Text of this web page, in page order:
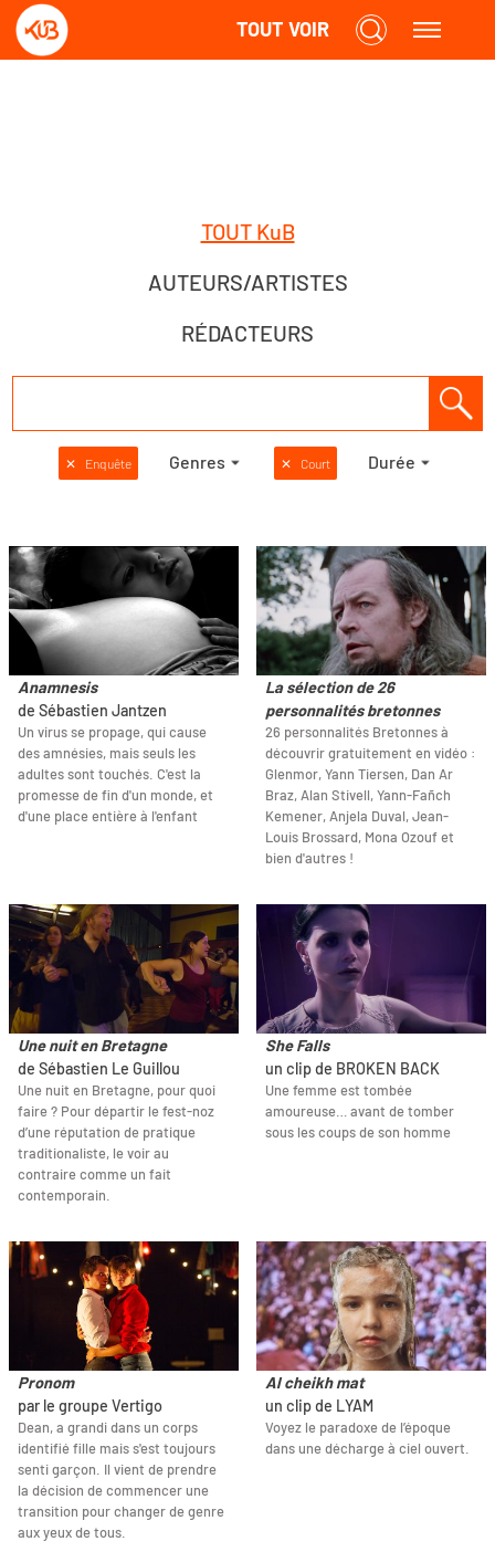
TOUT VOIR
TOUT KuB
AUTEURS/ARTISTES
RÉDACTEURS
✕ Enquête Genres ✕ Court Durée
Anamnesis
de Sébastien Jantzen
Un virus se propage, qui cause
des amnésies, mais seuls les
adultes sont touchés. C'est la
promesse de fin d'un monde, et
d'une place entière à l'enfant
La sélection de 26
personnalités bretonnes
26 personnalités Bretonnes à
découvrir gratuitement en vidéo :
Glenmor, Yann Tiersen, Dan Ar
Braz, Alan Stivell, Yann-Fañch
Kemener, Anjela Duval, Jean-
Louis Brossard, Mona Ozouf et
bien d'autres !
Une nuit en Bretagne
de Sébastien Le Guillou
Une nuit en Bretagne, pour quoi
faire ? Pour départir le fest-noz
d’une réputation de pratique
traditionaliste, le voir au
contraire comme un fait
contemporain.
She Falls
un clip de BROKEN BACK
Une femme est tombée
amoureuse… avant de tomber
sous les coups de son homme
Pronom
par le groupe Vertigo
Dean, a grandi dans un corps
identifié fille mais s'est toujours
senti garçon. Il vient de prendre
la décision de commencer une
transition pour changer de genre
aux yeux de tous.
Al cheikh mat
un clip de LYAM
Voyez le paradoxe de l’époque
dans une décharge à ciel ouvert.